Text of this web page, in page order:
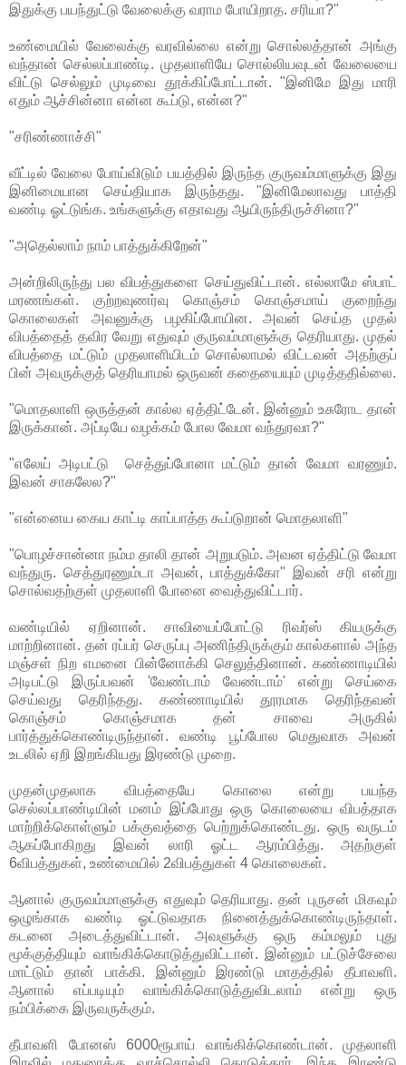
இதுக்கு பயந்துட்டு வேலைக்கு வராம போயிறாத. சரியா?"
உண்மையில் வேலைக்கு வரவில்லை என்று சொல்லத்தான் அங்கு
வந்தான் செல்லப்பாண்டி. முதலாளியே சொல்லியவுடன் வேலையை
விட்டு செல்லும் முடிவை தூக்கிப்போட்டான். "இனிமே இது மாரி
எதும் ஆச்சின்னா என்ன கூப்டு, என்ன?"
"சரிண்ணாச்சி"
வீட்டில் வேலை போய்விடும் பயத்தில் இருந்த குருவம்மாளுக்கு இது
இனிமையான செய்தியாக இருந்தது. "இனிமேலாவது பாத்தி
வண்டி ஓட்டுங்க. உங்களுக்கு எதாவது ஆயிருந்திருச்சினா?"
"அதெல்லாம் நாம் பாத்துக்கிறேன்"
அன்றிலிருந்து பல விபத்துகளை செய்துவிட்டான். எல்லாமே ஸ்பாட்
மரணங்கள். குற்றவுணர்வு கொஞ்சம் கொஞ்சமாய் குறைந்து
கொலைகள் அவனுக்கு பழகிப்போயின. அவன் செய்த முதல்
விபத்தைத் தவிர வேறு எதுவும் குருவம்மாளுக்கு தெரியாது. முதல்
விபத்தை மட்டும் முதலாளியிடம் சொல்லாமல் விட்டவன் அதற்குப்
பின் அவருக்குத் தெரியாமல் ஒருவன் கதையையும் முடித்ததில்லை.
"மொதலாளி ஒருத்தன் கால்ல ஏத்திட்டேன். இன்னும் உசுரோட தான்
இருக்கான். அப்டியே வழக்கம் போல வேமா வந்துரவா?"
"எலேய் அடிபட்டு செத்துப்போனா மட்டும் தான் வேமா வரணும்.
இவன் சாகலேல?"
"என்னைய கைய காட்டி காப்பாத்த கூப்டுறான் மொதலாளி"
"பொழச்சான்னா நம்ம தாலி தான் அறுபடும். அவன ஏத்திட்டு வேமா
வந்துரு. செத்துரணும்டா அவன், பாத்துக்கோ" இவன் சரி என்று
சொல்வதற்குள் முதலாளி போனை வைத்துவிட்டார்.
வண்டியில் ஏறினான். சாவியைப்போட்டு ரிவர்ஸ் கியருக்கு
மாற்றினான். தன் ரப்பர் செருப்பு அணிந்திருக்கும் கால்களால் அந்த
மஞ்சள் நிற எமனை பின்னோக்கி செலுத்தினான். கண்ணாடியில்
அடிபட்டு இருப்பவன் 'வேண்டாம் வேண்டாம்' என்று செய்கை
செய்வது தெரிந்தது. கண்ணாடியில் தூரமாக தெரிந்தவன்
கொஞ்சம் கொஞ்சமாக தன் சாவை அருகில்
பார்த்துக்கொண்டிருந்தான். வண்டி பூப்போல மெதுவாக அவன்
உடலில் ஏறி இறங்கியது இரண்டு முறை.
முதன்முதலாக விபத்தையே கொலை என்று பயந்த
செல்லப்பாண்டியின் மனம் இப்போது ஒரு கொலையை விபத்தாக
மாற்றிக்கொள்ளும் பக்குவத்தை பெற்றுக்கொண்டது. ஒரு வருடம்
ஆகப்போகிறது இவன் லாரி ஓட்ட ஆரம்பித்து. அதற்குள்
6விபத்துகள், உண்மையில் 2விபத்துகள் 4 கொலைகள்.
ஆனால் குருவம்மாளுக்கு எதுவும் தெரியாது. தன் புருசன் மிகவும்
ஒழுங்காக வண்டி ஓட்டுவதாக நினைத்துக்கொண்டிருந்தாள்.
கடனை அடைத்துவிட்டான். அவளுக்கு ஒரு கம்மலும் புது
மூக்குத்தியும் வாங்கிக்கொடுத்துவிட்டான். இன்னும் பட்டுச்சேலை
மாட்டும் தான் பாக்கி. இன்னும் இரண்டு மாதத்தில் தீபாவளி.
ஆனால் எப்படியும் வாங்கிக்கொடுத்துவிடலாம் என்று ஒரு
நம்பிக்கை இருவருக்கும்.
தீபாவளி போனஸ் 6000ரூபாய் வாங்கிக்கொண்டான். முதலாளி